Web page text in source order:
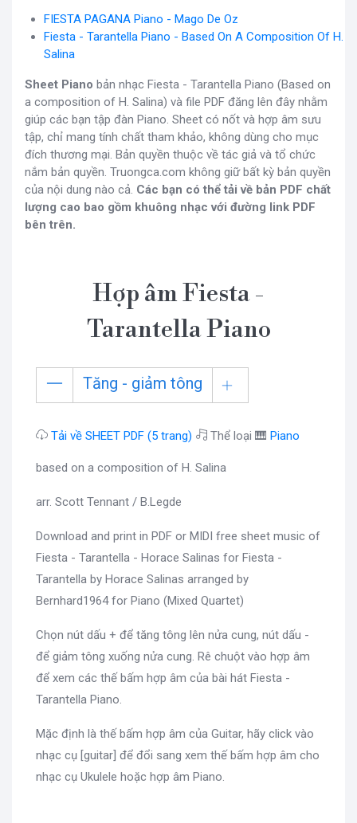
FIESTA PAGANA Piano - Mago De Oz
Fiesta - Tarantella Piano - Based On A Composition Of H.
Salina
Sheet Piano bản nhạc Fiesta - Tarantella Piano (Based on
a composition of H. Salina) và file PDF đăng lên đây nhằm
giúp các bạn tập đàn Piano. Sheet có nốt và hợp âm sưu
tập, chỉ mang tính chất tham khảo, không dùng cho mục
đích thương mại. Bản quyền thuộc về tác giả và tổ chức
nắm bản quyền. Truongca.com không giữ bất kỳ bản quyền
của nội dung nào cả. Các bạn có thể tải về bản PDF chất
lượng cao bao gồm khuông nhạc với đường link PDF
bên trên.
Hợp âm Fiesta -
Tarantella Piano
Tăng - giảm tông
Tải về SHEET PDF (5 trang) Thể loại 🎹 Piano
based on a composition of H. Salina
arr. Scott Tennant / B.Legde
Download and print in PDF or MIDI free sheet music of
Fiesta - Tarantella - Horace Salinas for Fiesta -
Tarantella by Horace Salinas arranged by
Bernhard1964 for Piano (Mixed Quartet)
Chọn nút dấu + để tăng tông lên nửa cung, nút dấu -
để giảm tông xuống nửa cung. Rê chuột vào hợp âm
để xem các thế bấm hợp âm của bài hát Fiesta -
Tarantella Piano.
Mặc định là thế bấm hợp âm của Guitar, hãy click vào
nhạc cụ [guitar] để đổi sang xem thế bấm hợp âm cho
nhạc cụ Ukulele hoặc hợp âm Piano.